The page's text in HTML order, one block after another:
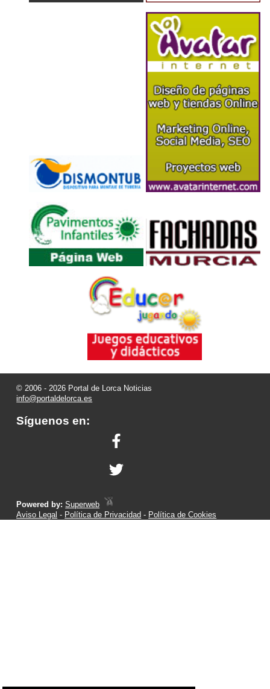
© 2006 - 2026 Portal de Lorca Noticias
info@portaldelorca.es
Síguenos en:
Powered by:Superweb
Aviso Legal - Política de Privacidad - Política de Cookies